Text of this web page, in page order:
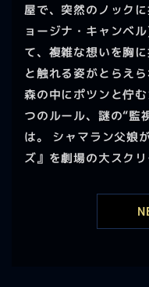
屋で、突然のノック
ョージナ・キャンベ
て、複雑な想いを胸
と触れる姿がとらえら
森の中にポツンと佇
つのルール、謎の“監
は。 シャマラン父娘
ズ』を劇場の大スク